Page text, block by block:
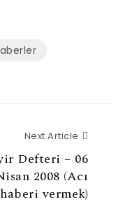
Next Article
Defteri – 06
2008 (Acı
haberi vermek)